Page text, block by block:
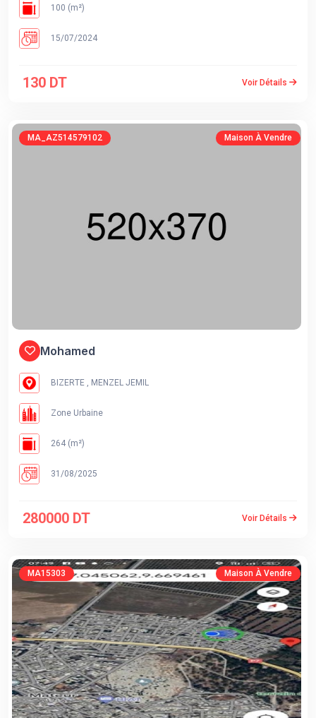
100 (m²)
15/07/2024
130 DT Voir Détails
MA_AZ514579102 Maison À Vendre
Mohamed
BIZERTE , MENZEL JEMIL
Zone Urbaine
264 (m²)
31/08/2025
280000 DT Voir Détails
MA15303 Maison À Vendre